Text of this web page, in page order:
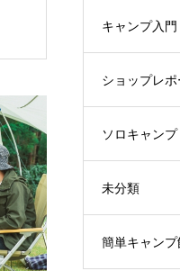
キャンプ入門
ショップレポ
ソロキャンプ
未分類
簡単キャンプ